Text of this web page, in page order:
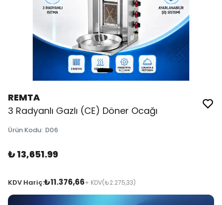
REMTA
3 Radyanlı Gazlı (CE) Döner Ocağı
Ürün Kodu: D06
₺ 13,651.99
KDV Hariç:₺11.376,66+ KDV(₺2.275,33)